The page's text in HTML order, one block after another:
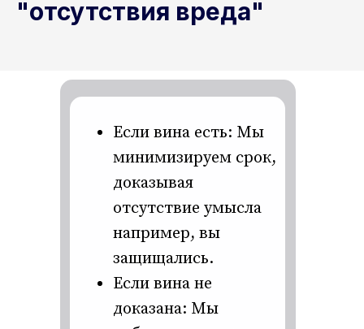
"отсутствия вреда"
Если вина есть: Мы
минимизируем срок,
доказывая
отсутствие умысла
например, вы
защищались.
Если вина не
доказана: Мы